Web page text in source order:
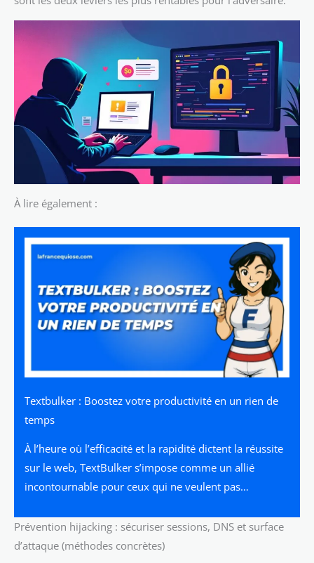
À lire également :
Textbulker : Boostez votre productivité en un rien de
temps
À l’heure où l’efficacité et la rapidité dictent la réussite
sur le web, TextBulker s’impose comme un allié
incontournable pour ceux qui ne veulent pas…
Prévention hijacking : sécuriser sessions, DNS et surface
d’attaque (méthodes concrètes)